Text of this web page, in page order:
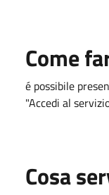
Come
é possibile
"Accedi al
Cosa